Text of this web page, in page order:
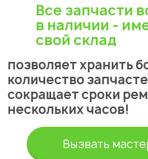
Все запчасти
в наличии -
свой склад
позволяет хранить
количество
сокращает сроки
нескольких часов!
Вызвать